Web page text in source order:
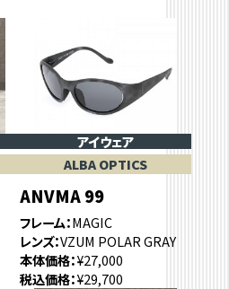
アイウェア
ALBA OPTICS
ANVMA 99
フレーム MAGIC
レンズ VZUM POLAR GRAY
本体価格 ¥27,000
税込価格 ¥29,700